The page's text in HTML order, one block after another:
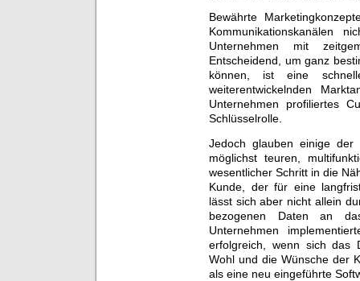
Bewährte
Kommunikationskanälen
Unternehmen mit
Entscheidend, um ganz
können, ist eine
weiterentwickelnden
Unternehmen profiliertes
Schlüsselrolle.
Jedoch glauben einige der
möglichst teuren,
wesentlicher Schritt in die
Kunde, der für eine
lässt sich aber nicht allein
bezogenen Daten an
Unternehmen
erfolgreich, wenn sich das
Wohl und die Wünsche der
als eine neu eingeführte